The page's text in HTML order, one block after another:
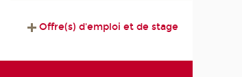
Offre(s) d'emploi et de stage